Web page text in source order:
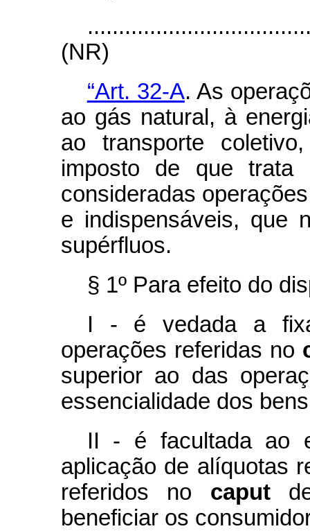
(NR)
“Art. 32-A. As
ao gás natural, à
ao transporte
imposto de que trata
consideradas
e indispensáveis, que
supérfluos.
§ 1º Para efeito do
I - é vedada a
operações referidas no
superior ao das
essencialidade dos
II - é facultada ao
aplicação de alíquotas
referidos no caput
beneficiar os